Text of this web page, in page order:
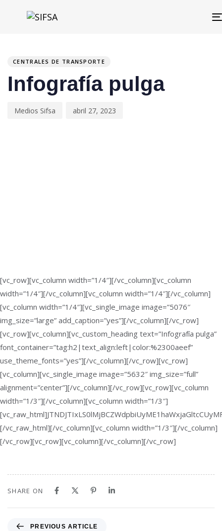
CENTRALES DE TRANSPORTE
Infografía pulga
Medios Sifsa abril 27, 2023
[vc_row][vc_column width=”1/4″][/vc_column][vc_column
width=”1/4″][/vc_column][vc_column width=”1/4″][/vc_column]
[vc_column width=”1/4″][vc_single_image image=”5076″
img_size=”large” add_caption=”yes”][/vc_column][/vc_row]
[vc_row][vc_column][vc_custom_heading text=”Infografía pulga”
font_container=”tag:h2|text_align:left|color:%2300aeef”
use_theme_fonts=”yes”][/vc_column][/vc_row][vc_row]
[vc_column][vc_single_image image=”5632″ img_size=”full”
alignment=”center”][/vc_column][/vc_row][vc_row][vc_column
width=”1/3″][/vc_column][vc_column width=”1/3″]
[/vc_raw_html][/vc_column][vc_column width=”1/3″][/vc_column]
[/vc_row][vc_row][vc_column][/vc_column][/vc_row]
SHARE ON
PREVIOUS ARTICLE